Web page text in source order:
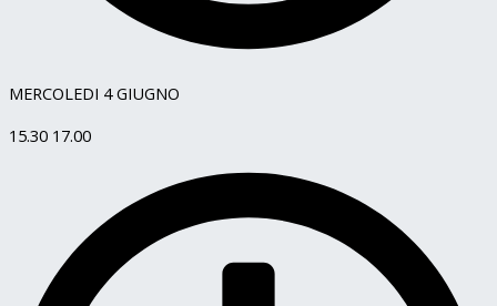
MERCOLEDI 4 GIUGNO
15.30 17.00